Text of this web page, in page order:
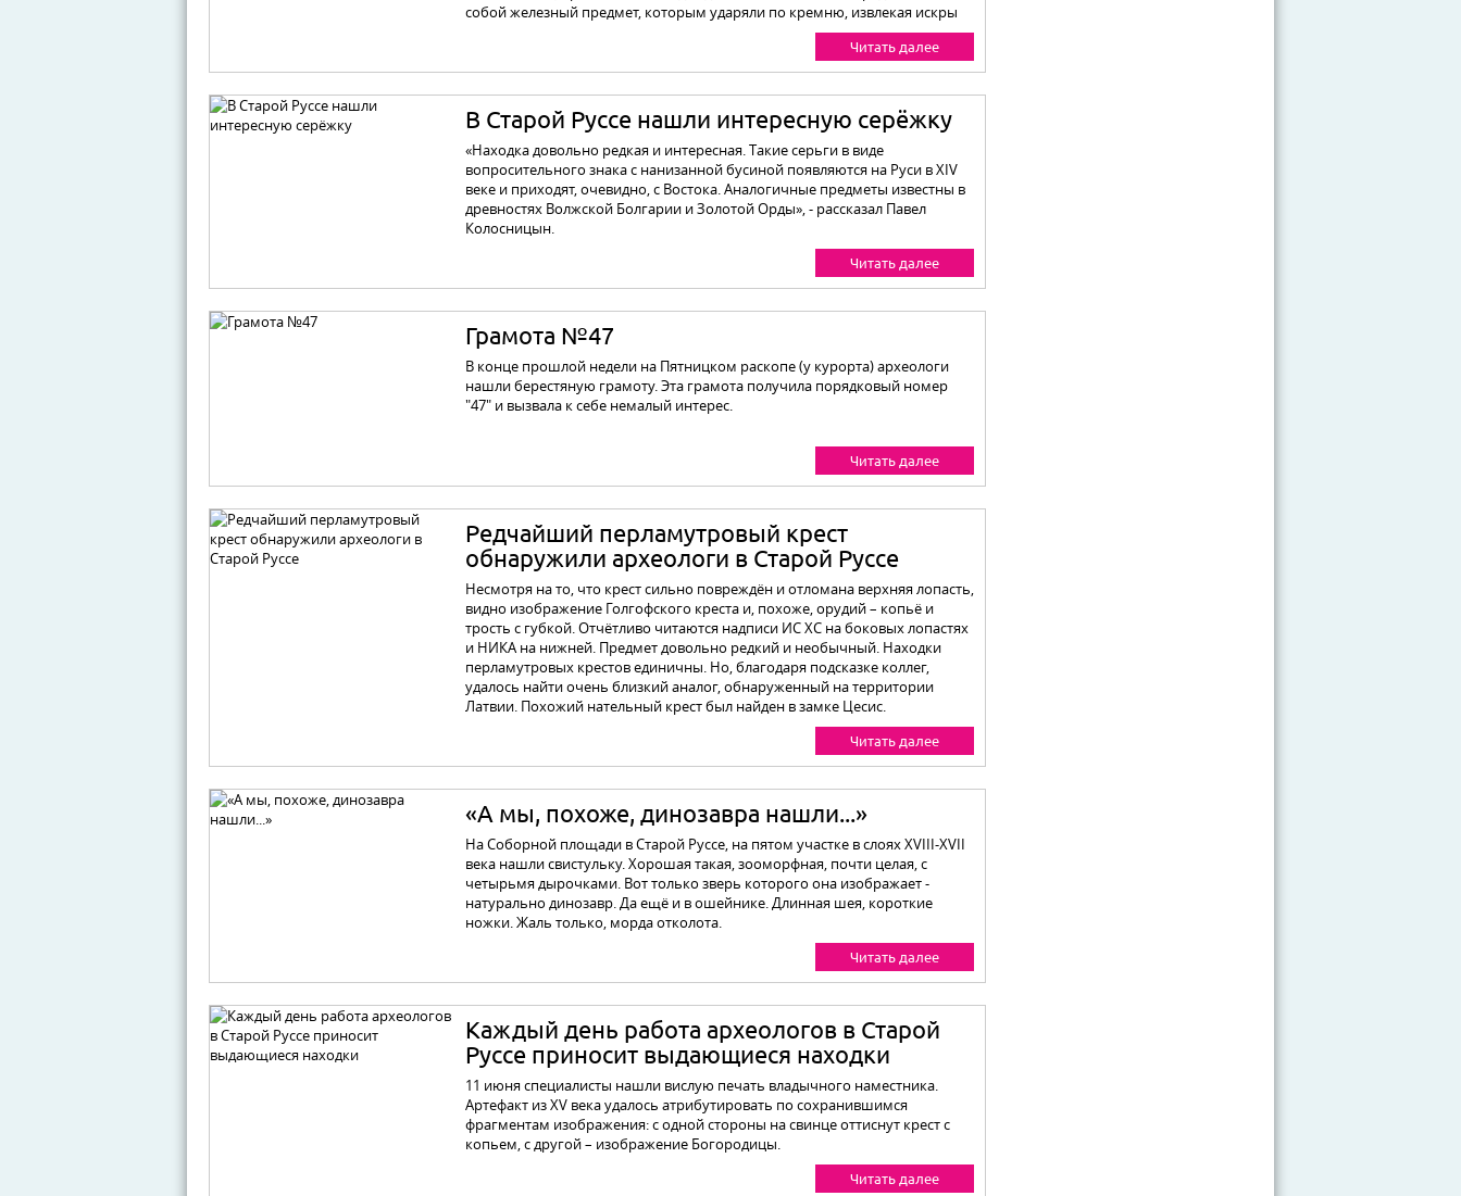
собой железный предмет, которым ударяли по кремню, извлекая искры
Читать далее
В Старой Руссе нашли интересную серёжку
«Находка довольно редкая и интересная. Такие серьги в виде
вопросительного знака с нанизанной бусиной появляются на Руси в XIV
веке и приходят, очевидно, с Востока. Аналогич­ные предметы известны в
древностях Волжской Болгарии и Золотой Орды», - рассказал Павел
Колосницын.
Читать далее
Грамота №47
В конце прошлой недели на Пятницком раскопе (у курорта) археологи
нашли берестяную грамоту. Эта грамота получила порядковый номер
"47" и вызвала к себе немалый интерес.
Читать далее
Редчайший перламутровый крест
обнаружили археологи в Старой Руссе
Несмотря на то, что крест сильно повреждён и отломана верхняя лопасть,
видно изображение Голгофского креста и, похоже, орудий – копьё и
трость с губкой. Отчётливо читаются надписи ИС ХС на боковых лопастях
и НИКА на нижней. Предмет довольно редкий и необычный. Находки
перламутровых крестов единичны. Но, благодаря подсказке коллег,
удалось найти очень близкий аналог, обнаруженный на территории
Латвии. Похожий нательный крест был найден в замке Цесис.
Читать далее
«А мы, похоже, динозавра нашли...»
На Соборной площади в Старой Руссе, на пятом участке в слоях XVIII-XVII
века нашли свистульку. Хорошая такая, зооморфная, почти целая, с
четырьмя дырочками. Вот только зверь которого она изображает -
натурально динозавр. Да ещё и в ошейнике. Длинная шея, короткие
ножки. Жаль только, морда отколота.
Читать далее
Каждый день работа археологов в Старой
Руссе приносит выдающиеся находки
11 июня специалисты нашли вислую печать владычного наместника.
Артефакт из XV века удалось атрибутировать по сохранившимся
фрагментам изображения: с одной стороны на свинце оттиснут крест с
копьем, с другой – изображение Богородицы.
Читать далее